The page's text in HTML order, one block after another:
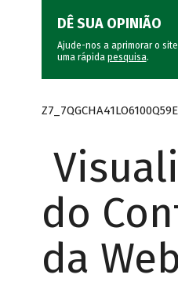
DÊ SUA OPINIÃO
Ajude-nos a aprimorar o
uma rápida pesquisa.
do
da